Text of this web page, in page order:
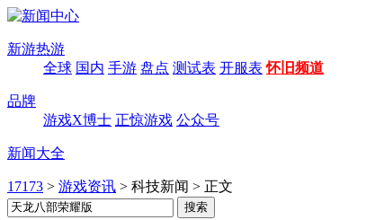
新游热游
全球 国内 手游 盘点 测试表 开服表 怀旧频道
品牌
游戏X博士 正惊游戏 公众号
新闻大全
17173 > 游戏资讯 > 科技新闻 > 正文